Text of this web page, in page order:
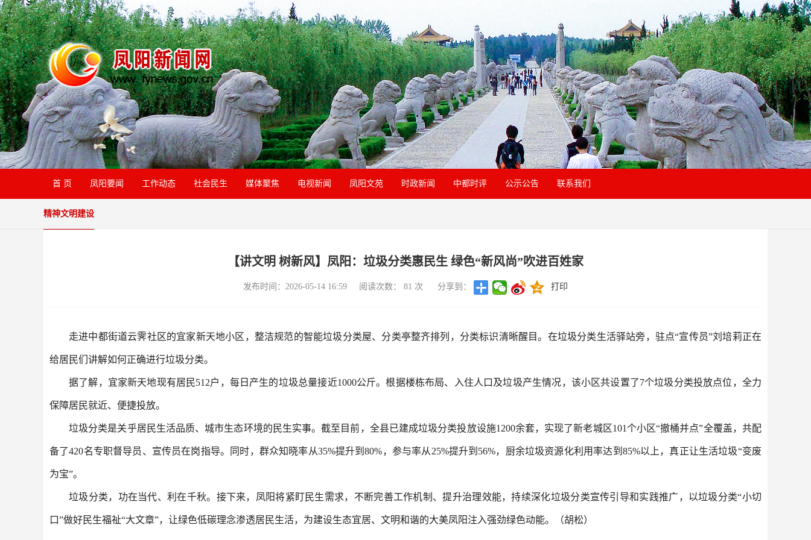
首 页 凤阳要闻 工作动态 社会民生 媒体聚焦 电视新闻 凤阳文苑 时政新闻 中都时评 公示公告 联系我们
精神文明建设
【讲文明 树新风】凤阳：垃圾分类惠民生 绿色“新风尚”吹进百姓家
发布时间：2026-05-14 16:59 阅读次数： 81 次 分享到： 打印
走进中都街道云霁社区的宜家新天地小区，整洁规范的智能垃圾分类屋、分类亭整齐排列，分类标识清晰醒目。在垃圾分类生活驿站旁，驻点“宣传员”刘培莉正在
给居民们讲解如何正确进行垃圾分类。
据了解，宜家新天地现有居民512户，每日产生的垃圾总量接近1000公斤。根据楼栋布局、入住人口及垃圾产生情况，该小区共设置了7个垃圾分类投放点位，全力
保障居民就近、便捷投放。
垃圾分类是关乎居民生活品质、城市生态环境的民生实事。截至目前，全县已建成垃圾分类投放设施1200余套，实现了新老城区101个小区“撤桶并点”全覆盖，共配
备了420名专职督导员、宣传员在岗指导。同时，群众知晓率从35%提升到80%，参与率从25%提升到56%，厨余垃圾资源化利用率达到85%以上，真正让生活垃圾“变废
为宝”。
垃圾分类，功在当代、利在千秋。接下来，凤阳将紧盯民生需求，不断完善工作机制、提升治理效能，持续深化垃圾分类宣传引导和实践推广，以垃圾分类“小切
口”做好民生福祉“大文章”，让绿色低碳理念渗透居民生活，为建设生态宜居、文明和谐的大美凤阳注入强劲绿色动能。（胡松）